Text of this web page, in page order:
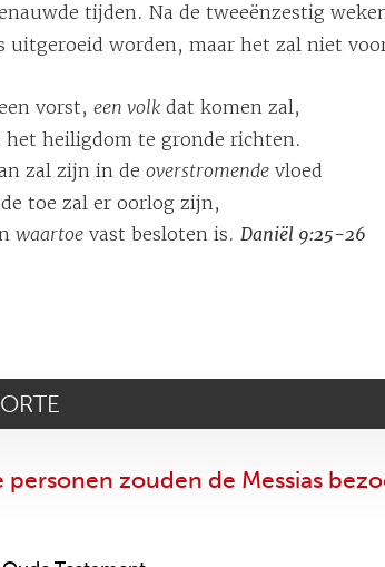
tijden. Na de tweeënzestig
uitgeroeid worden, maar het zal niet
vorst, een volk dat komen zal,
het heiligdom te gronde richten.
zal zijn in de overstromende vloed
toe zal er oorlog zijn,
waartoe vast besloten is. Daniël 9:25-26
personen zouden de Messias